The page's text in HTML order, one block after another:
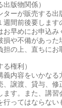
版物関係）
ターが販売する
週間前後要します
早めにお申込み
損や不備があっ
の上、直ちにお
権利）
義内容をいかなる
、譲渡、貸与、修
ます。また、講習
ってはならない